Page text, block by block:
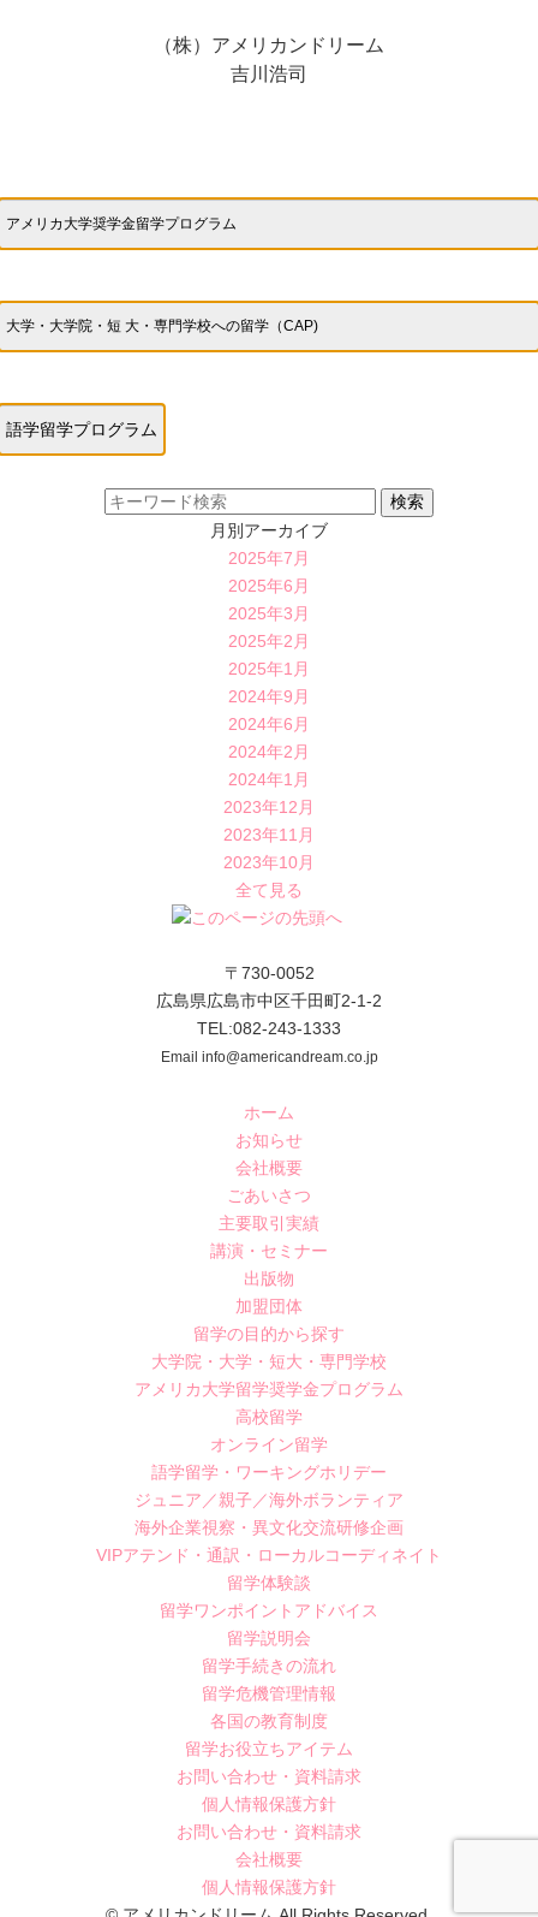
（株）アメリカンドリーム
吉川浩司
アメリカ大学奨学金留学プログラム
大学・大学院・短 大・専門学校への留学（CAP)
語学留学プログラム
月別アーカイブ
2025年7月
2025年6月
2025年3月
2025年2月
2025年1月
2024年9月
2024年6月
2024年2月
2024年1月
2023年12月
2023年11月
2023年10月
全て見る
〒730-0052
広島県広島市中区千田町2-1-2
TEL:082-243-1333
Email info@americandream.co.jp
ホーム
お知らせ
会社概要
ごあいさつ
主要取引実績
講演・セミナー
出版物
加盟団体
留学の目的から探す
大学院・大学・短大・専門学校
アメリカ大学留学奨学金プログラム
高校留学
オンライン留学
語学留学・ワーキングホリデー
ジュニア／親子／海外ボランティア
海外企業視察・異文化交流研修企画
VIPアテンド・通訳・ローカルコーディネイト
留学体験談
留学ワンポイントアドバイス
留学説明会
留学手続きの流れ
留学危機管理情報
各国の教育制度
留学お役立ちアイテム
お問い合わせ・資料請求
個人情報保護方針
お問い合わせ・資料請求
会社概要
個人情報保護方針